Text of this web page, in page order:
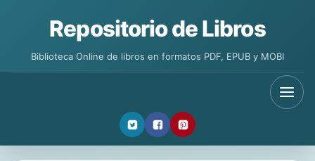
Repositorio de Libros
Biblioteca Online de libros en formatos PDF, EPUB y MOBI